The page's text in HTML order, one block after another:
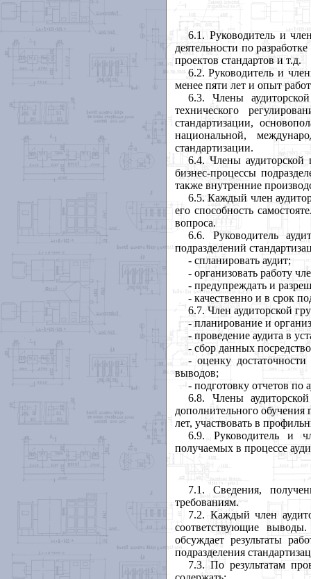
6.1. Руководитель и
деятельности по
проектов стандартов и т.д.
6.2. Руководитель и
менее пяти лет и опыт
6.3. Члены
технического
стандартизации,
национальной,
стандартизации.
6.4. Члены
бизнес-процессы
также внутренние
6.5. Каждый член
его способность
вопроса.
6.6. Руководитель
подразделений
- спланировать аудит;
- организовать работу
- предупреждать и
- качественно и в срок
6.7. Член аудиторской
- планирование и
- проведение аудита в
- сбор данных
- оценку
выводов;
- подготовку отчетов по
6.8. Члены
дополнительного обучения
лет, участвовать в
6.9. Руководитель и
получаемых в процессе
7.1. Сведения,
требованиям.
7.2. Каждый член
соответствующие
обсуждает результаты
подразделения
7.3. По результатам